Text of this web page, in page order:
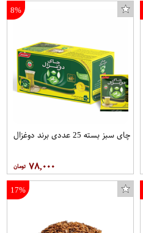
8%
چای سبز بسته 25 عددی برند دوغزال
۷۸,۰۰۰
17%